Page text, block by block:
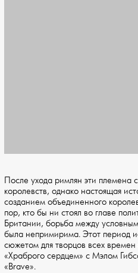
После ухода римлян эти племена
королевств, однако настоящая
созданием объединенного
пор, кто бы ни стоял во главе
Британии, борьба между
была непримирима. Этот период
сюжетом для творцов всех
«Храброго сердцем» с Мэлом
«Brave».